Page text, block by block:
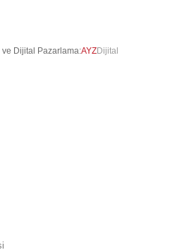
ve Dijital Pazarlama:AYZDijital